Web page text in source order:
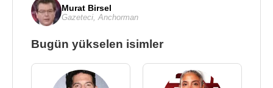
Murat Birsel
Gazeteci Anchorman
Bugün yükselen isimler